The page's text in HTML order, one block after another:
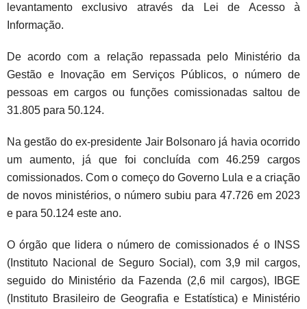
levantamento exclusivo através da Lei de Acesso à
Informação.
De acordo com a relação repassada pelo Ministério da
Gestão e Inovação em Serviços Públicos, o número de
pessoas em cargos ou funções comissionadas saltou de
31.805 para 50.124.
Na gestão do ex-presidente Jair Bolsonaro já havia ocorrido
um aumento, já que foi concluída com 46.259 cargos
comissionados. Com o começo do Governo Lula e a criação
de novos ministérios, o número subiu para 47.726 em 2023
e para 50.124 este ano.
O órgão que lidera o número de comissionados é o INSS
(Instituto Nacional de Seguro Social), com 3,9 mil cargos,
seguido do Ministério da Fazenda (2,6 mil cargos), IBGE
(Instituto Brasileiro de Geografia e Estatística) e Ministério